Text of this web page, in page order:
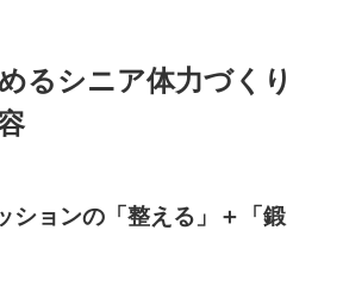
るシニア体力づくり
ションの 「整える」＋「鍛